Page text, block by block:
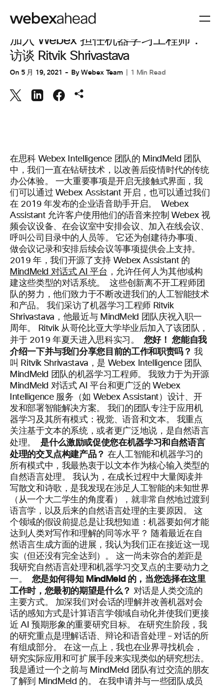
工程
加入 Webex 担任机器学习工程师：
访谈 Ritvik Shrivastava
On 5 月 19, 2021 ByWebex Team 1 Min Read
在思科 Webex Intelligence 团队的 MindMeld 团队
中，我们一直在钻研技术，以改善后疫情时代的传统
办公体验。 一大重要事项是开启无接触式界面，我
们可以通过 Webex Assistant 开启，也可以通过我们
在 2019 年发布的企业语音助手开启。
Webex
Assistant 允许客户使用他们的语音来控制 Webex 视
频会议设备、在会议室中安排会议、加入在线会议、
呼叫公司目录中的人员等。 它还为创建待办事项、
做会议记录和安排后续会议等事项提供会上支持。
2019 年，我们开源了支持 Webex Assistant 的
MindMeld 对话式 AI 平台 ，允许任何人为其他域构
建这些类型的对话系统。
这些创新离不开工程师团
队的努力，他们致力于不断改进我们的人工智能技术
和 产品。 我们采访了机器学习工程师 Ritvik
Shrivastava ，他最近与 MindMeld 团队庆祝入职一
周年。 Ritvik 从哥伦比亚大学毕业后加入了该团队，
并于 2019 年夏天进入思科实习。
您好！ 您能自我
介绍一下并与我们分享您目前的工作和职责吗？ 我
叫 Ritvik Shrivastava，是 Webex Intelligence 团队
MindMeld 团队的机器学习工程师。 我致力于为开源
MindMeld 对话式 AI 平台和更广泛的 Webex
Intelligence 服务（如 Webex Assistant）设计、开
发和部署智能解决方案。 我们的团队专注于应用机
器学习及其所有模式：视觉、语音和文本。 我重点
关注基于文本的系统，或者更广泛地说，是自然语言
处理。
是什么激励或促使您在机器学习和自然语言
处理的交叉点构建产品？ 在人工智能和机器学习的
所有模式中，我最热衷于以文本作为核心输入类型的
自然语言处理。 我认为，在成长过程中大量阅读并
写散文和诗歌，是我发现在涉足人工智能的未知世界
（从一个大二学生的角度看），就非常自然地过渡到
语言学，以及后来的自然语言处理的主要原因。
这
个领域的假设前提总是让我想知道：机器要如何才能
达到人类对写作和理解的同等水平？ 随着最近在自
然语言生成方面的进展，我认为我们正在接近这一现
实（但还没有完全达到）。 这一尚未弥合的差距是
我研究自然语言处理和机器学习交叉点的主要动力之
一。
您是如何得知 MindMeld的，当您选择在这里
工作时，您最初的期望是什么？ 对话是人类交流的
主要方式。 加深我们对会话的理解并改善机器对会
话的感知方式是计算语言学领域自动化并使我们更接
近 AI 预期形象的重要研究目标。 在研究生阶段，我
的研究重点是理解话语、辩论和语音处理 – 对话的所
有组成部分。
在这一点上，我也在业界寻找机会，
研究实际应用和可扩展手段来实现类似的研究想法。
我是通过一个之前与 MindMeld 团队有过交流的朋友
了解到 MindMeld 的。 在我申请并与一些团队成员